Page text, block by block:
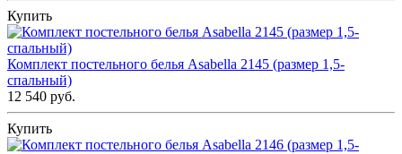
Купить
Комплект постельного белья Asabella 2145 (размер 1,5-
спальный)
12 540 руб.
Купить